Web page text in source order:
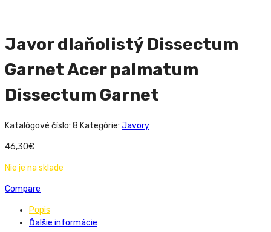
Javor dlaňolistý Dissectum
Garnet Acer palmatum
Dissectum Garnet
Katalógové číslo: 8 Kategórie: Javory
46,30€
Nie je na sklade
Compare
Popis
Ďalšie informácie